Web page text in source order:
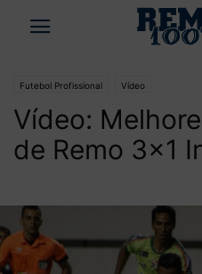
Futebol Profissional Vídeo
Vídeo:
de Remo 3×1